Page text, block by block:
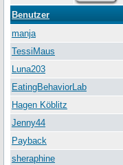
Benutzer
manja
TessiMaus
Luna203
EatingBehaviorLab
Hagen Köblitz
Jenny44
Payback
sheraphine